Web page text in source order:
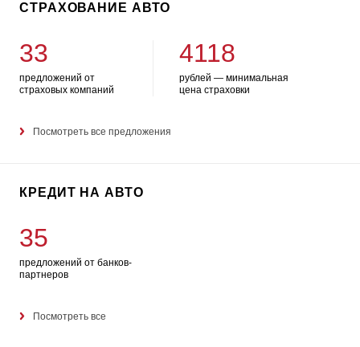
СТРАХОВАНИЕ АВТО
33
предложений от
страховых компаний
4118
рублей — минимальная
цена страховки
Посмотреть все предложения
КРЕДИТ НА АВТО
35
предложений от банков-
партнеров
Посмотреть все